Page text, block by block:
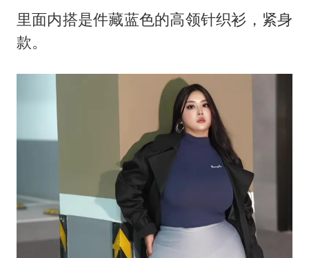
里面内搭是件藏蓝色的高领针织衫，紧身
款。